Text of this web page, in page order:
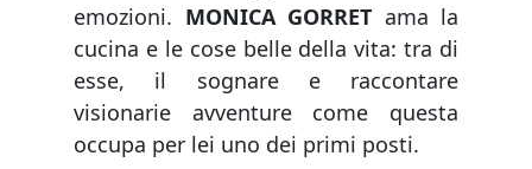
emozioni. MONICA GORRET ama la
cucina e le cose belle della vita: tra di
esse, il sognare e raccontare
visionarie avventure come questa
occupa per lei uno dei primi posti.